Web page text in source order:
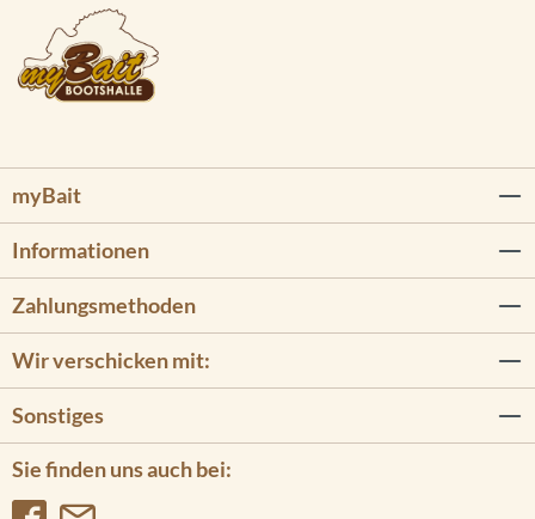
myBait
Informationen
Sie finden uns auch bei:
Zahlungsmethoden
Wir verschicken mit:
Sonstiges